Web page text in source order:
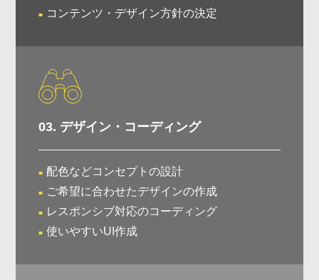
コンテンツ・デザイン方針の決定
03. デザイン・コーディング
配色などコンセプトの設計
ご希望に合わせたデザインの作成
レスポンシブ対応のコーディング
使いやすいUI作成